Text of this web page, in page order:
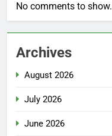
No comments to show.
Archives
August 2026
July 2026
June 2026